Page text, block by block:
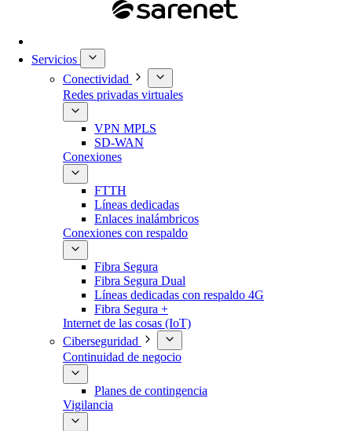
Servicios
Conectividad
Redes privadas virtuales
VPN MPLS
SD-WAN
Conexiones
FTTH
Líneas dedicadas
Enlaces inalámbricos
Conexiones con respaldo
Fibra Segura
Fibra Segura Dual
Líneas dedicadas con respaldo 4G
Fibra Segura +
Internet de las cosas (IoT)
Ciberseguridad
Continuidad de negocio
Planes de contingencia
Vigilancia